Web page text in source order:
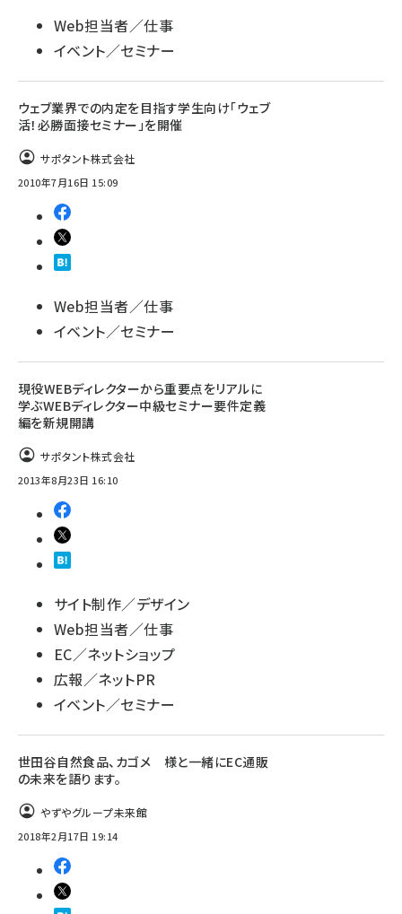
Web担当者／仕事
イベント／セミナー
ウェブ業界での内定を目指す学生向け「ウェブ
活！必勝面接セミナー」を開催
サポタント株式会社
2010年7月16日 15:09
Web担当者／仕事
イベント／セミナー
現役WEBディレクターから重要点をリアルに
学ぶWEBディレクター中級セミナー要件定義
編を新規開講
サポタント株式会社
2013年8月23日 16:10
サイト制作／デザイン
Web担当者／仕事
EC／ネットショップ
広報／ネットPR
イベント／セミナー
世田谷自然食品、カゴメ 様と一緒にEC通販
の未来を語ります。
やずやグループ未来館
2018年2月17日 19:14